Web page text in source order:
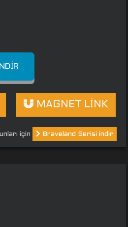
MAGNET LİNK
için Braveland Serisi indir